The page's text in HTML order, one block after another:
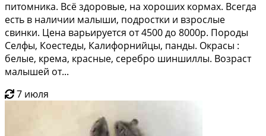
питомника. Всё здоровые, на хороших кормах. Всегда
есть в наличии малыши, подростки и взрослые
свинки. Цена варьируется от 4500 до 8000р. Породы
Селфы, Коестеды, Калифорнийцы, панды. Окрасы :
белые, крема, красные, серебро шиншиллы. Возраст
малышей от...
7 июля